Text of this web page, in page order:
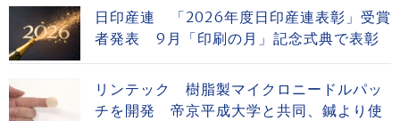
日印産連 「2026年度日印産連表彰」受賞
者発表 9月「印刷の月」記念式典で表彰
リンテック 樹脂製マイクロニードルパッ
チを開発 帝京平成大学と共同、鍼より使